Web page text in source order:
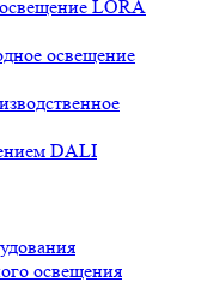
LORA
освещение
DALI
освещения